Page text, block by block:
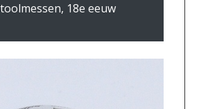
18e eeuw